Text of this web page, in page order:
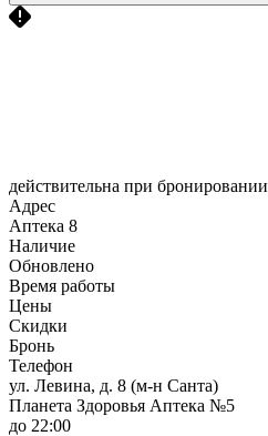
действительна при бронировании
Адрес
Аптека 8
Наличие
Обновлено
Время работы
Цены
Скидки
Бронь
Телефон
ул. Левина, д. 8 (м-н Санта)
Планета Здоровья Аптека №5
до 22:00